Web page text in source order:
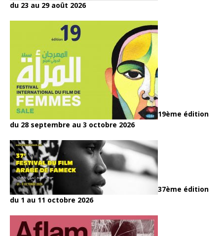
du 23 au 29 août 2026
19ème édition
du 28 septembre au 3 octobre 2026
37ème édition
du 1 au 11 octobre 2026